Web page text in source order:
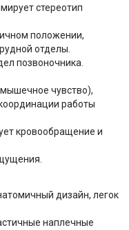
стереотип
положении,
отделы.
позвоночника.
чувство),
работы
кровообращение и
дизайн, легок
наплечные